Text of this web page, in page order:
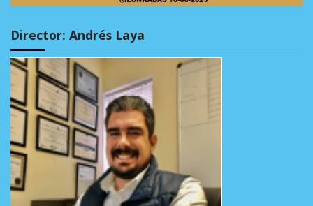
Director: Andrés Laya